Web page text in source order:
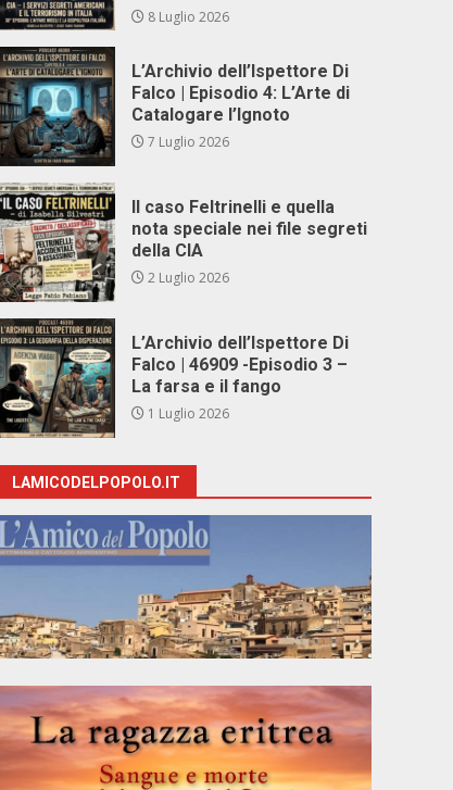
8 Luglio 2026
L’Archivio dell’Ispettore Di
Falco | Episodio 4: L’Arte di
Catalogare l’Ignoto
7 Luglio 2026
Il caso Feltrinelli e quella
nota speciale nei file segreti
della CIA
2 Luglio 2026
L’Archivio dell’Ispettore Di
Falco | 46909 -Episodio 3 –
La farsa e il fango
1 Luglio 2026
LAMICODELPOPOLO.IT